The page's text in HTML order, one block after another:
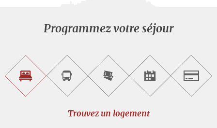
Programmez votre séjour
Trouvez
un
logement
Réservez
un
tour
Achetez
les
billets
ligne
Trouvez
des
manifestations
Trouvez un logement